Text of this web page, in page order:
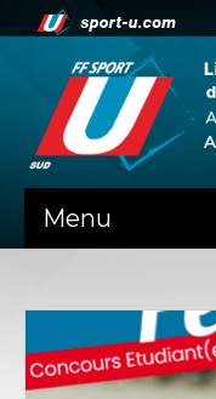
Menu
PRÉSENTATION
ADMINISTRATIF